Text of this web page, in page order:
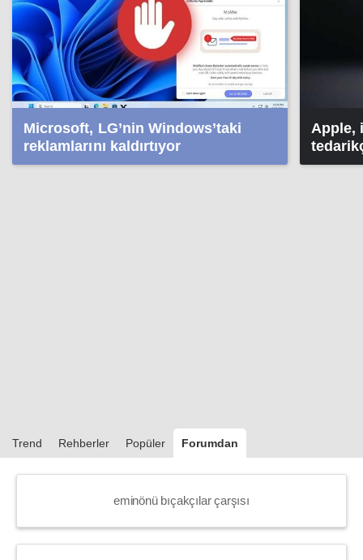
Microsoft, LG’nin Windows’taki
reklamlarını kaldırtıyor
Apple,
Trend Rehberler Popüler Forumdan
eminönü bıçakçılar çarşısı